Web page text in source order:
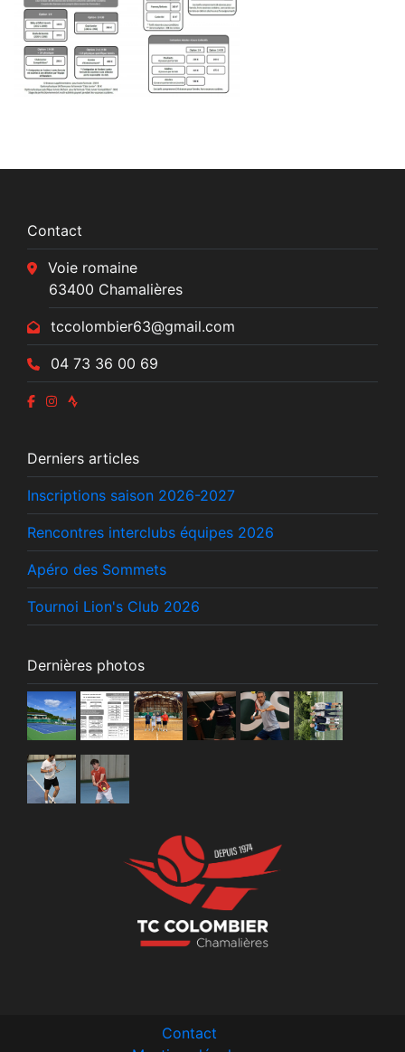
Contact
Voie romaine
63400 Chamalières
tccolombier63@gmail.com
04 73 36 00 69
Derniers articles
Inscriptions saison 2026-2027
Rencontres interclubs équipes 2026
Apéro des Sommets
Tournoi Lion's Club 2026
Dernières photos
Contact